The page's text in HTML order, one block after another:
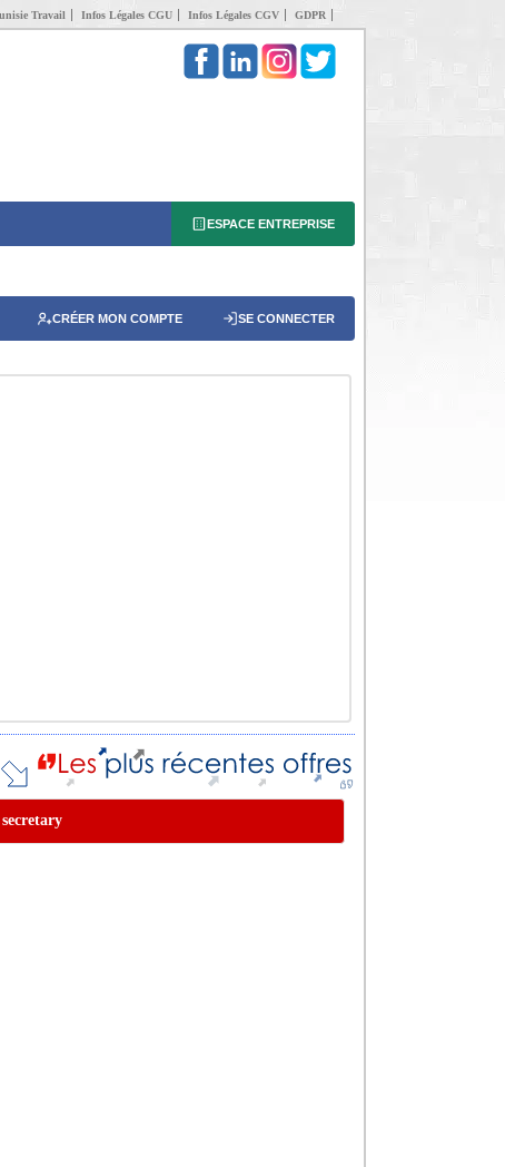
Travail Infos Légales CGU Infos Légales CGV GDPR
ESPACE ENTREPRISE
CRÉER MON COMPTE SE CONNECTER